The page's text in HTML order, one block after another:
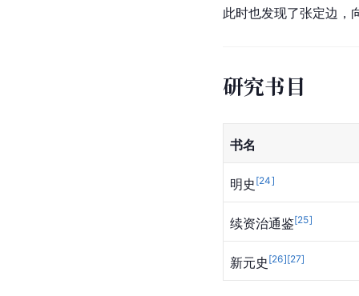
此时也发现了张定边，
研究书目
书名
明史 [24]
续资治通鉴[25]
新元史 [26][27]